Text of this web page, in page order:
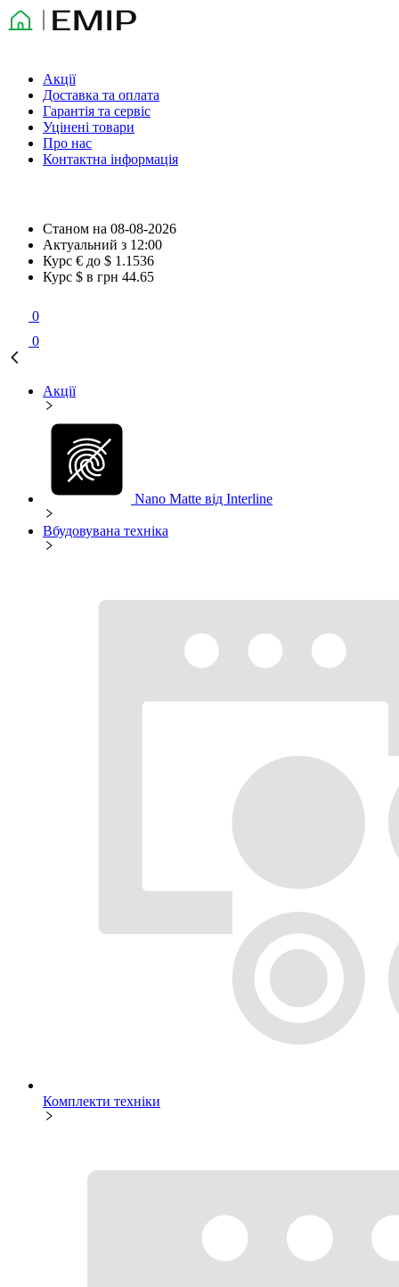
Акції
Доставка та оплата
Гарантія та сервіс
Уцінені товари
Про нас
Контактна інформація
Станом на 08-08-2026
Актуальний з 12:00
Курс € до $ 1.1536
Курс $ в грн 44.65
0
0
Акції
Nano Matte від Interline
Вбудовувана техніка
Комплекти техніки